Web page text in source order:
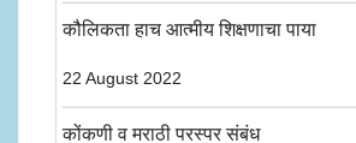
कौलिकता हाच आत्मीय शिक्षणाचा पाया
22 August 2022
कोंकणी व मराठी परस्पर संबंध